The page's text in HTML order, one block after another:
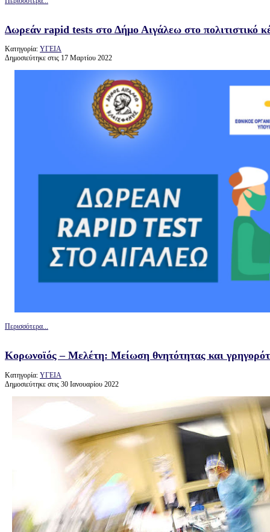
Δωρεάν rapid tests στο Δήμο Αιγάλεω στο πολιτιστικό
Κατηγορία: ΥΓΕΙΑ
Δημοσιεύτηκε στις 17 Μαρτίου 2022
Περισσότερα...
Κορωνοϊός – Μελέτη: Μείωση θνητότητας και
Κατηγορία: ΥΓΕΙΑ
Δημοσιεύτηκε στις 30 Ιανουαρίου 2022